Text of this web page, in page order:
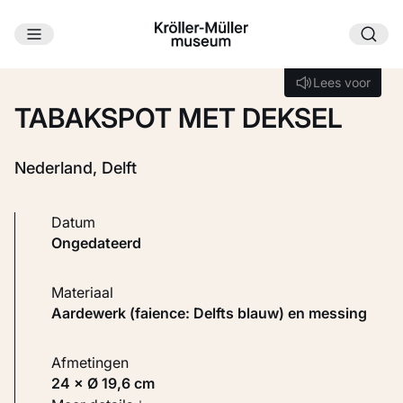
Ga naar hoofdinhoud
Lees voor
Lees voor
TABAKSPOT MET DEKSEL
Nederland, Delft
Datum
ongedateerd
Materiaal
Aardewerk (faience: Delfts blauw) en messing
Afmetingen
24 × Ø 19,6 cm